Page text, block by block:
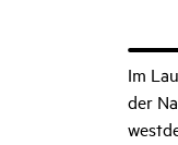
Im
der